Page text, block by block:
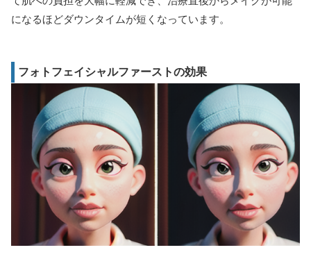
になるほどダウンタイムが短くなっています。
フォトフェイシャルファーストの効果